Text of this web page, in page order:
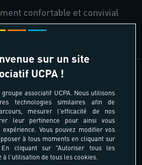
confortable et convivial
des trésors locaux
sur un site
UCPA !
associatif UCPA. Nous utilisons
technologies similaires afin de
mesurer l'efficacité de nos
leur pertinence pour ainsi vous
Vous pouvez modifier vos
à tous moments en cliquant sur
cliquant sur "Autoriser tous les
à l'utilisation de tous les cookies.